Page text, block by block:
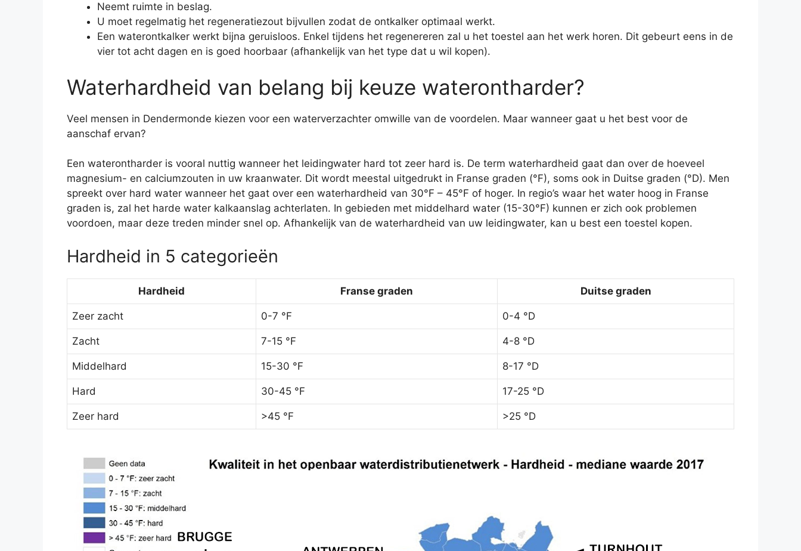
Neemt ruimte in beslag.
U moet regelmatig het regeneratiezout bijvullen zodat de ontkalker optimaal werkt.
Een waterontkalker werkt bijna geruisloos. Enkel tijdens het regenereren zal u het toestel aan het werk horen. Dit gebeurt eens in de
vier tot acht dagen en is goed hoorbaar (afhankelijk van het type dat u wil kopen).
Waterhardheid van belang bij keuze waterontharder?
Veel mensen in Dendermonde kiezen voor een waterverzachter omwille van de voordelen. Maar wanneer gaat u het best voor de
aanschaf ervan?
Een waterontharder is vooral nuttig wanneer het leidingwater hard tot zeer hard is. De term waterhardheid gaat dan over de hoeveel
magnesium- en calciumzouten in uw kraanwater. Dit wordt meestal uitgedrukt in Franse graden (°F), soms ook in Duitse graden (°D). Men
spreekt over hard water wanneer het gaat over een waterhardheid van 30°F – 45°F of hoger. In regio’s waar het water hoog in Franse
graden is, zal het harde water kalkaanslag achterlaten. In gebieden met middelhard water (15-30°F) kunnen er zich ook problemen
voordoen, maar deze treden minder snel op. Afhankelijk van de waterhardheid van uw leidingwater, kan u best een toestel kopen.
Hardheid in 5 categorieën
Hardheid Franse graden Duitse graden
Zeer zacht 0-7 °F 0-4 °D
Zacht 7-15 °F 4-8 °D
Middelhard 15-30 °F 8-17 °D
Hard 30-45 °F 17-25 °D
Zeer hard >45 °F >25 °D